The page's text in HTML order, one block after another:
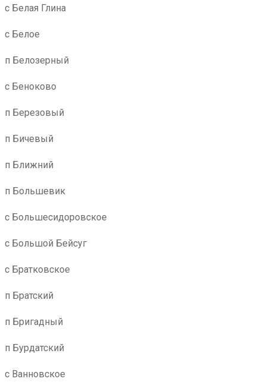
с Белая Глина
с Белое
п Белозерный
с Беноково
п Березовый
п Бичевый
п Ближний
п Большевик
с Большесидоровское
с Большой Бейсуг
с Братковское
п Братский
п Бригадный
п Бурдатский
с Ванновское